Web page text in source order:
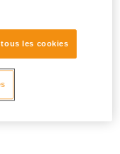
les cookies